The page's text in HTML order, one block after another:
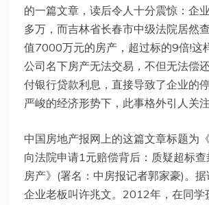
的一篇文章，读后令人十分震惊：企
多万，而吉林省长春市中级法院居然
值7000万元的房产，超过标的9倍!这
公司名下房产无法交易，不但无法偿
付银行贷款利息，直接导致了企业的
严峻的经济形势下，此事格外引人关注
中国房地产报网上的这篇文章标题为
向法院申请1元赔偿背后：质疑超标
房产》(署名：中房报记者郭家豪)。
企业老板叫许兆文。2012年，在同学